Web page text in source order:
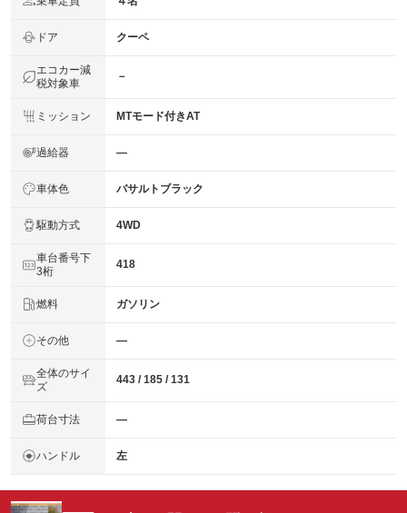
ドア クーペ
エコカー減
税対象車
－
ミッション MTモード付きAT
過給器 ―
車体色 バサルトブラック
駆動方式 4WD
車台番号下
3桁
418
燃料 ガソリン
その他 ―
全体のサイ
ズ
443 / 185 / 131
荷台寸法 ―
ハンドル 左